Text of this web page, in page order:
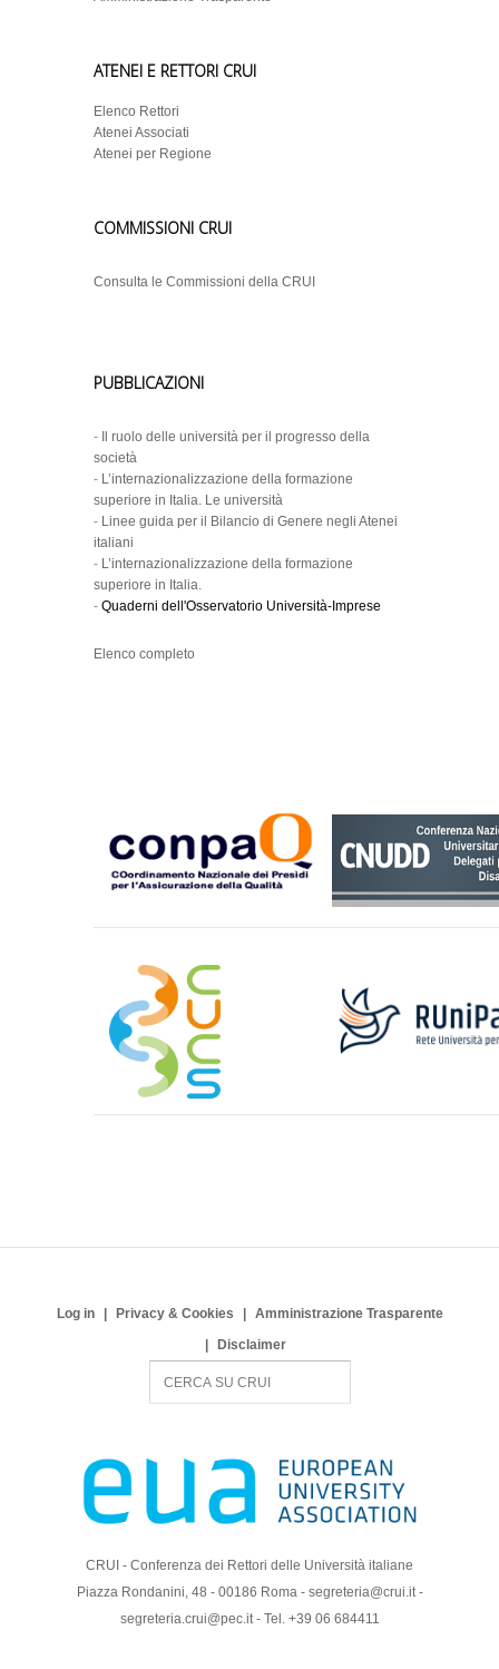
ATENEI E RETTORI CRUI
Elenco Rettori
Atenei Associati
Atenei per Regione
COMMISSIONI CRUI
Consulta le Commissioni della CRUI
PUBBLICAZIONI
-
Il ruolo delle università per il progresso della
società
- L’internazionalizzazione della formazione
superiore in Italia. Le università
- Linee guida per il Bilancio di Genere negli Atenei
italiani
- L’internazionalizzazione della formazione
superiore in Italia.
- Quaderni dell'Osservatorio Università-Imprese
Elenco completo
Log in Privacy & Cookies
Amministrazione Trasparente
Disclaimer
c
CRUI - Conferenza dei Rettori delle Università italiane
Piazza Rondanini, 48 - 00186 Roma - segreteria@crui.it -
segreteria.crui@pec.it - Tel. +39 06 684411